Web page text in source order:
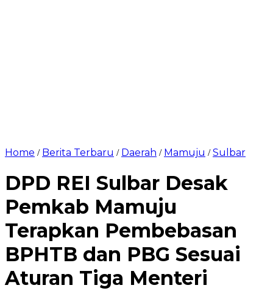
Home / Berita Terbaru / Daerah / Mamuju /Sulbar
DPD REI Sulbar Desak
Pemkab Mamuju
Terapkan Pembebasan
BPHTB dan PBG Sesuai
Aturan Tiga Menteri